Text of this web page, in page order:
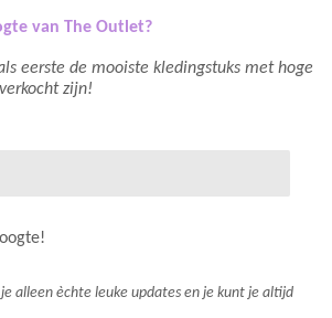
van The Outlet?
eerste de mooiste kledingstuks met hoge
zijn!
alleen èchte leuke updates en je kunt je altijd